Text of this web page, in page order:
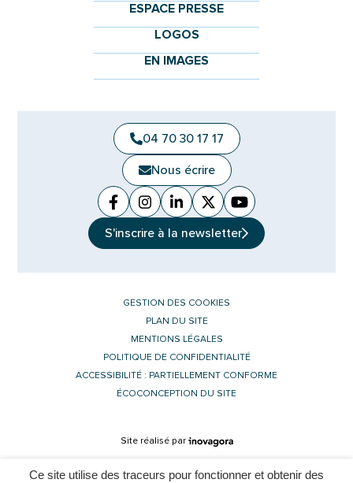
Ce site utilise des traceurs pour fonctionner et obtenir des
ESPACE PRESSE
LOGOS
EN IMAGES
04 70 30 17 17
Nous écrire
Facebook
(ouverture dans un nouvel onglet)
Instagram
(ouverture dans un nouvel
Linkedin
(ouverture dans un nouvel
X (Twitter)
(ouverture dans un
YouTube
(ouverture dans
S'inscrire à la newsletter
GESTION DES COOKIES
PLAN DU SITE
MENTIONS LÉGALES
POLITIQUE DE CONFIDENTIALITÉ
ACCESSIBILITÉ : PARTIELLEMENT CONFORME
ÉCOCONCEPTION DU SITE
Site réalisé par Inovagora (ouverture dans un nouvel